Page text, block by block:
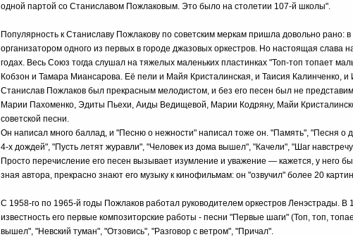
одной партой со Станиславом Пожлаковым. Это было на столетии 107-й школы".
Популярность к Станиславу Пожлакову по советским меркам пришла довольно рано: в
организатором одного из первых в городе джазовых оркестров. Но настоящая слава
годах. Весь Союз тогда слушал на тяжелых маленьких пластинках "Топ-топ топает
Кобзон и Тамара Миансарова. Её пели и Майя Кристалинская, и Таисия Калинченко,
Станислав Пожлаков был прекрасным мелодистом, и без его песен был не
Марии Пахоменко, Эдиты Пьехи, Аиды Ведищевой, Марии Кодряну, Майи
советской песни.
Он написал много баллад, и "Песню о нежности" написал тоже он. "Память", "Песня о
4-х дождей", "Пусть летят журавли", "Человек из дома вышел", "Качели", "Шаг
Просто перечисление его песен вызывает изумление и уважение — кажется, у него
зная автора, прекрасно знают его музыку к кинофильмам: он "озвучил" более 20
С 1958-го по 1965-й годы Пожлаков работал руководителем оркестров Ленэстрады. В
известность его первые композиторские работы - песни "Первые шаги" (Топ, топ,
вышел", "Невский туман", "Отзовись", "Разговор с ветром", "Причал".